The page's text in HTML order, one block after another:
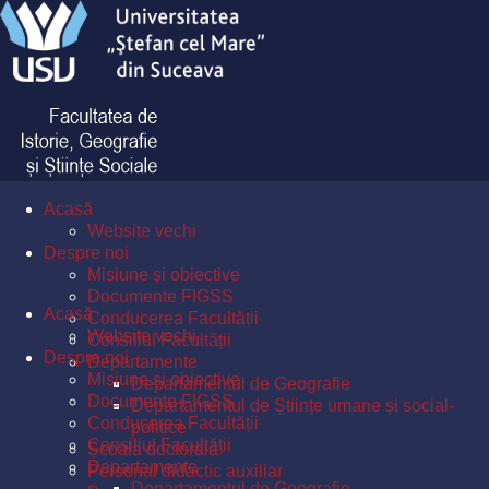
Acasă
Website vechi
Despre noi
Misiune și obiective
Documente FIGSS
Conducerea Facultății
Consiliul Facultății
Departamente
Departamentul de Geografie
Departamentul de Științe umane și social-
politice
Școala doctorală
Personal didactic auxiliar
Acasă
Website vechi
Despre noi
Misiune și obiective
Documente FIGSS
Conducerea Facultății
Consiliul Facultății
Departamente